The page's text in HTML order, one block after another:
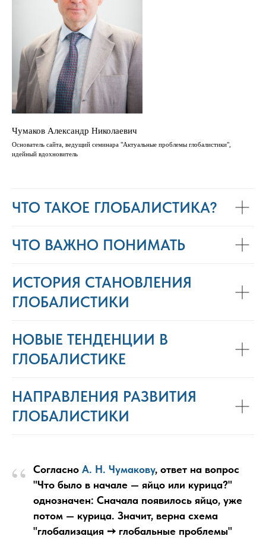
Чумаков Александр Николаевич
Основатель сайта, ведущий семинара "Актуальные проблемы глобалистики",
идейный вдохновитель
ЧТО ТАКОЕ ГЛОБАЛИСТИКА?
ЧТО ВАЖНО ПОНИМАТЬ
ИСТОРИЯ СТАНОВЛЕНИЯ
ГЛОБАЛИСТИКИ
НОВЫЕ ТЕНДЕНЦИИ В
ГЛОБАЛИСТИКЕ
НАПРАВЛЕНИЯ РАЗВИТИЯ
ГЛОБАЛИСТИКИ
“ Согласно А. Н. Чумакову, ответ на вопрос
"Что было в начале — яйцо или курица?"
однозначен: Сначала появилось яйцо, уже
потом — курица. Значит, верна схема
"глобализация ➙ глобальные проблемы"